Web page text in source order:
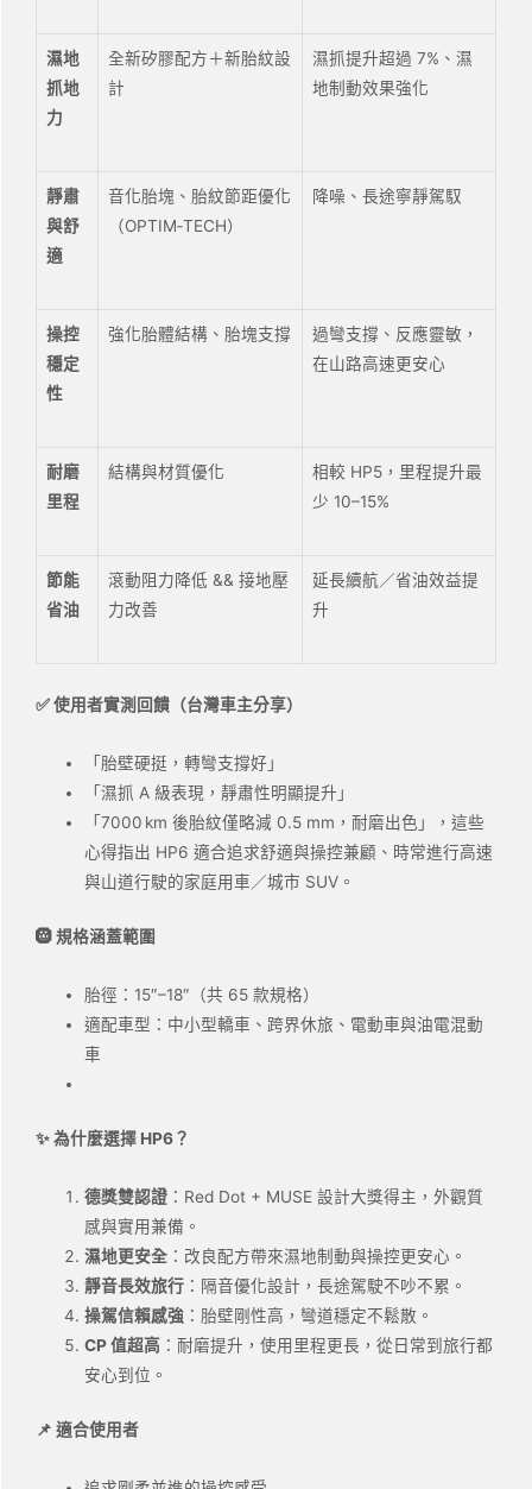
濕地
抓地
力
全新矽膠配方＋新胎紋設
計
濕抓提升超過 7%、濕
地制動效果強化
靜肅
與舒
適
音化胎塊、胎紋節距優化
（OPTIM‑TECH）
降噪、長途寧靜駕馭
操控
穩定
性
強化胎體結構、胎塊支撐
過彎支撐、反應靈敏，
在山路高速更安心
耐磨
里程
結構與材質優化
相較 HP5，里程提升最
少 10–15%
節能
省油
滾動阻力降低 && 接地壓
力改善
延長續航／省油效益提
升
✅ 使用者實測回饋（台灣車主分享）
「胎壁硬挺，轉彎支撐好」
「濕抓 A 級表現，靜肅性明顯提升」
「7000 km 後胎紋僅略減 0.5 mm，耐磨出色」，這些
心得指出 HP6 適合追求舒適與操控兼顧、時常進行高速
與山道行駛的家庭用車／城市 SUV。
🛞規格涵蓋範圍
胎徑：15″–18″（共 65 款規格）
適配車型：中小型轎車、跨界休旅、電動車與油電混動
車
✨ 為什麼選擇 HP6？
德獎雙認證 ：Red Dot + MUSE 設計大獎得主，外觀質
感與實用兼備。
濕地更安全 ：改良配方帶來濕地制動與操控更安心。
靜音長效旅行 ：隔音優化設計，長途駕駛不吵不累。
操駕信賴感強 ：胎壁剛性高，彎道穩定不鬆散。
CP值超高 ：耐磨提升，使用里程更長，從日常到旅行都
安心到位。
📌 適合使用者